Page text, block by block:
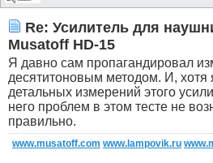
Re: Усилитель для
Musatoff HD-15
Я давно сам пропагандировал
десятитоновым методом. И, хотя
детальных измерений этого
него проблем в этом тесте не
правильно.
www.musatoff.com www.lampovik.ru